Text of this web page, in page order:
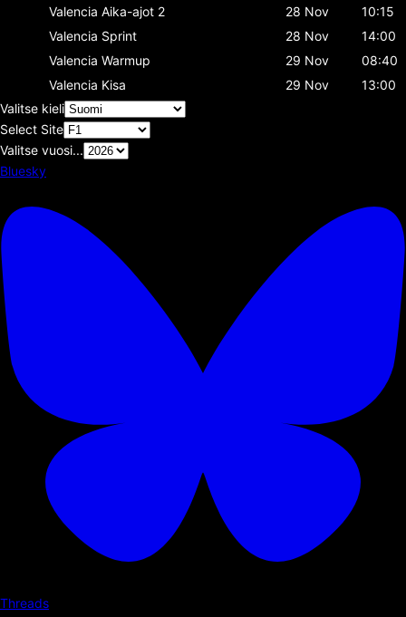
Valencia Aika-ajot 2 28 Nov
10:15
Valencia Sprint 28 Nov
14:00
Valencia Warmup 29 Nov
08:40
Valencia Kisa 29 Nov
13:00
Valitse kieli
Select Site
Valitse vuosi...
Bluesky
Threads